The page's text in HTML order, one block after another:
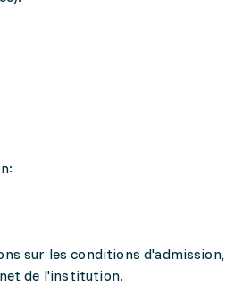
sur les conditions d'admission,
de l'institution.